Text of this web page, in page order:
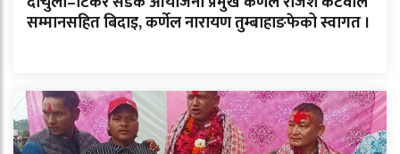
सम्मानसहित बिदाइ, कर्णेल नारायण तुम्बाहाङफेको स्वागत ।